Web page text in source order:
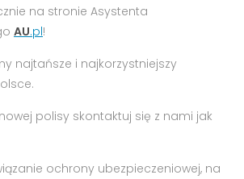
na stronie Asystenta
AU.pl!
najtańsze i najkorzystniejszy
polisy skontaktuj się z nami jak
ochrony ubezpieczeniowej, na